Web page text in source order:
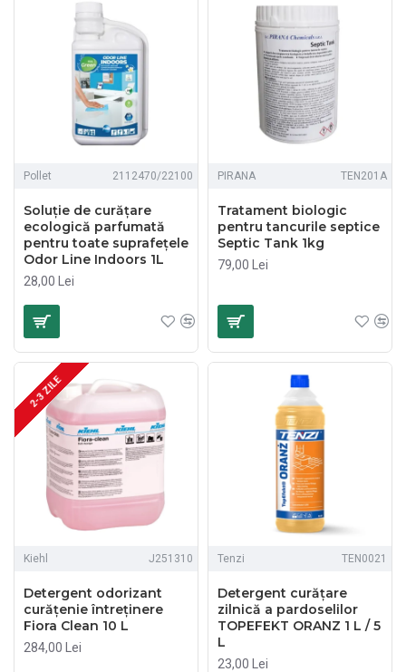
Pollet 2112470/22100
Soluție de curățare
ecologică parfumată
pentru toate suprafețele
Odor Line Indoors 1L
28,00 Lei
PIRANA TEN201A
Tratament biologic
pentru tancurile septice
Septic Tank 1kg
79,00 Lei
2-3 ZILE
Kiehl J251310
Detergent odorizant
curățenie întreținere
Fiora Clean 10 L
284,00 Lei
Tenzi TEN0021
Detergent curățare
zilnică a pardoselilor
TOPEFEKT ORANZ 1 L / 5
L
23,00 Lei